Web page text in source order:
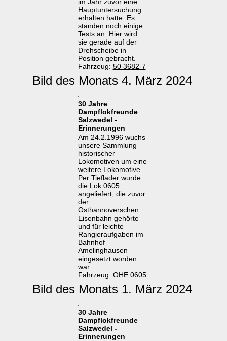
Hauptuntersuchung
erhalten hatte. Es
standen noch einige
Tests an. Hier wird
sie gerade auf der
Drehscheibe in
Position gebracht.
Fahrzeug: 50 3682-7
Bild des Monats 4. März 2024
30 Jahre
Dampflokfreunde
Salzwedel -
Erinnerungen
Am 24.2.1996 wuchs
unsere Sammlung
historischer
Lokomotiven um eine
weitere Lokomotive.
Per Tieflader wurde
die Lok 0605
angeliefert, die zuvor
der
Osthannoverschen
Eisenbahn gehörte
und für leichte
Rangieraufgaben im
Bahnhof
Amelinghausen
eingesetzt worden
war.
Fahrzeug: OHE 0605
Bild des Monats 1. März 2024
30 Jahre
Dampflokfreunde
Salzwedel -
Erinnerungen